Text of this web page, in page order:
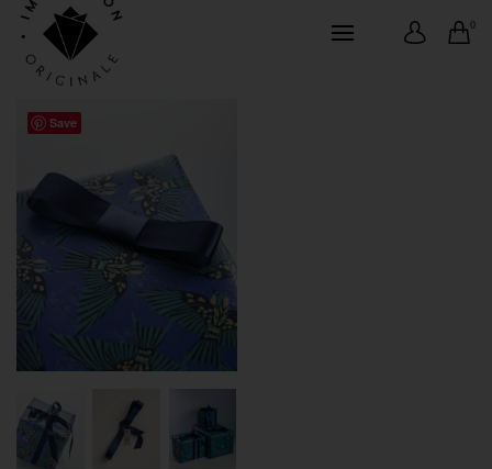
0
Save